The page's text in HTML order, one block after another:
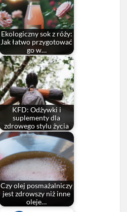
Ekologiczny sok z róży:
Jak łatwo przygotować
go w…
KFD: Odżywki i
suplementy dla
zdrowego stylu życia
Czy olej posmażalniczy
jest zdrowszy niż inne
oleje…